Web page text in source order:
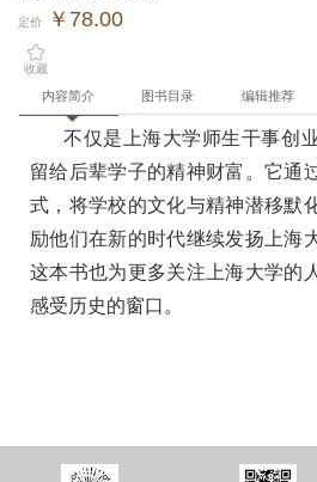
定价 ￥78.00
收藏
内容简介 图书目录 编辑推荐
不仅是上海大学师生干事创
留给后辈学子的精神财富。它通
式，将学校的文化与精神潜移默
励他们在新的时代继续发扬上海
这本书也为更多关注上海大学的
感受历史的窗口。